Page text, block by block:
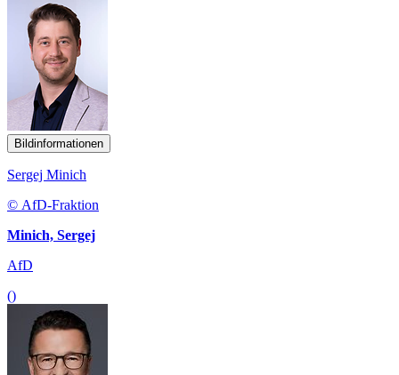
Bildinformationen
Sergej Minich
© AfD-Fraktion
Minich, Sergej
AfD
()